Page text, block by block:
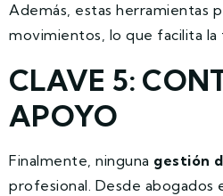
Además, estas herramientas
movimientos, lo que facilita
CLAVE 5:
APOYO
Finalmente, ninguna gestión
profesional. Desde abogados